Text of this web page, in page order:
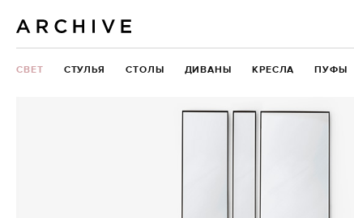
СВЕТ СТУЛЬЯ СТОЛЫ ДИВАНЫ КРЕСЛА ПУФЫ